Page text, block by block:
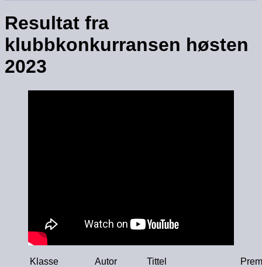
Resultat fra
klubbkonkurransen høsten
2023
Klasse Autor Tittel